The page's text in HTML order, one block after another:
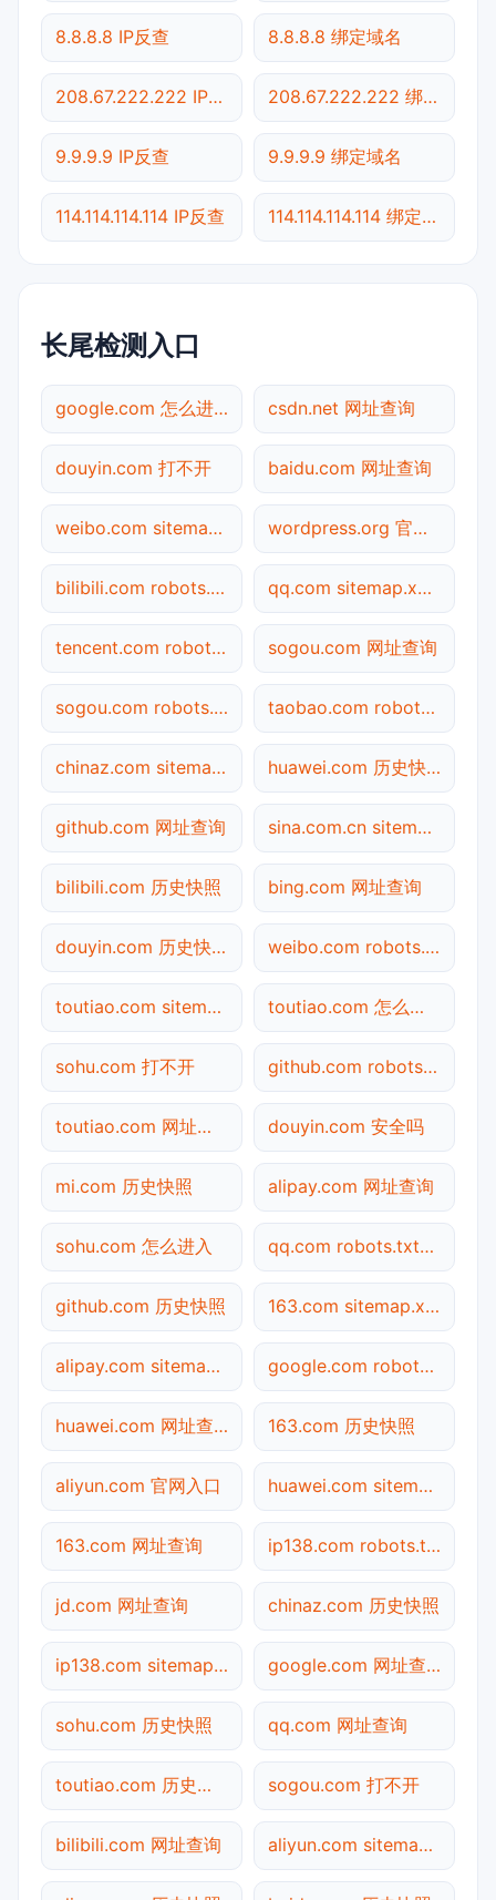
8.8.8.8 IP反查 8.8.8.8 绑定域名
208.67.222.222 IP反查 208.67.222.222 绑定域名
9.9.9.9 IP反查 9.9.9.9 绑定域名
114.114.114.114 IP反查 114.114.114.114 绑定域名
长尾检测入口
google.com 怎么进入 csdn.net 网址查询
douyin.com 打不开 baidu.com 网址查询
weibo.com sitemap.xml检测 wordpress.org 官网入口
bilibili.com robots.txt检测 qq.com sitemap.xml检测
tencent.com robots.txt检测 sogou.com 网址查询
sogou.com robots.txt检测 taobao.com robots.txt检测
chinaz.com sitemap.xml检测 huawei.com 历史快照
github.com 网址查询 sina.com.cn sitemap.xml检测
bilibili.com 历史快照 bing.com 网址查询
douyin.com 历史快照 weibo.com robots.txt检测
toutiao.com sitemap.xml检测 toutiao.com 怎么进入
sohu.com 打不开 github.com robots.txt检测
toutiao.com 网址查询 douyin.com 安全吗
mi.com 历史快照 alipay.com 网址查询
sohu.com 怎么进入 qq.com robots.txt检测
github.com 历史快照 163.com sitemap.xml检测
alipay.com sitemap.xml检测 google.com robots.txt检测
huawei.com 网址查询 163.com 历史快照
aliyun.com 官网入口 huawei.com sitemap.xml检测
163.com 网址查询 ip138.com robots.txt检测
jd.com 网址查询 chinaz.com 历史快照
ip138.com sitemap.xml检测 google.com 网址查询
sohu.com 历史快照 qq.com 网址查询
toutiao.com 历史快照 sogou.com 打不开
bilibili.com 网址查询 aliyun.com sitemap.xml检测